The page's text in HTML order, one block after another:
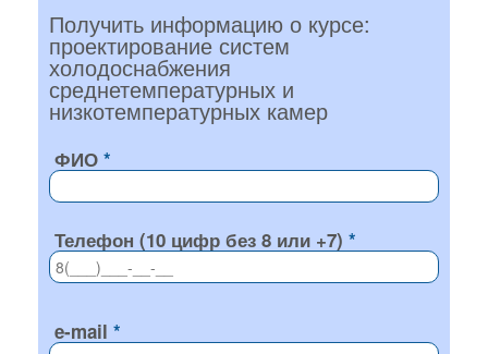
Получить информацию о курсе:
проектирование систем
холодоснабжения
среднетемпературных и
низкотемпературных камер
ФИО
Телефон (10 цифр без 8 или +7)
e-mail